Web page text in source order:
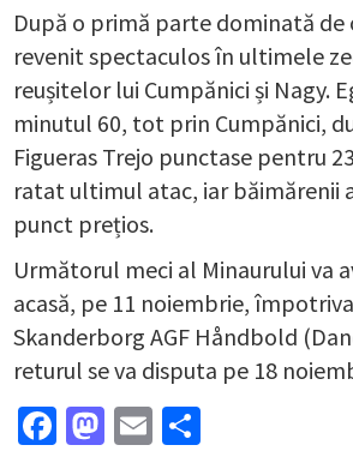
După o primă parte dominată de
revenit spectaculos în ultimele
reușitelor lui Cumpănici și Nagy.
minutul 60, tot prin Cumpănici,
Figueras Trejo punctase pentru
ratat ultimul atac, iar băimărenii
punct prețios.
Următorul meci al Minaurului va
acasă, pe 11 noiembrie,
Skanderborg AGF Håndbold
returul se va disputa pe 18
Facebook
Mastodon
Email